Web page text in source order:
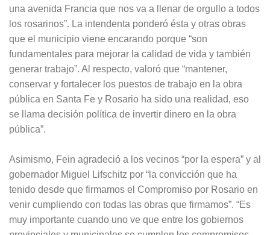
una avenida Francia que nos va a llenar de orgullo a todos
los rosarinos”. La intendenta ponderó ésta y otras obras
que el municipio viene encarando porque “son
fundamentales para mejorar la calidad de vida y también
generar trabajo”. Al respecto, valoró que “mantener,
conservar y fortalecer los puestos de trabajo en la obra
pública en Santa Fe y Rosario ha sido una realidad, eso
se llama decisión política de invertir dinero en la obra
pública”.
Asimismo, Fein agradeció a los vecinos “por la espera” y al
gobernador Miguel Lifschitz por “la convicción que ha
tenido desde que firmamos el Compromiso por Rosario en
venir cumpliendo con todas las obras que firmamos”. “Es
muy importante cuando uno ve que entre los gobiernos